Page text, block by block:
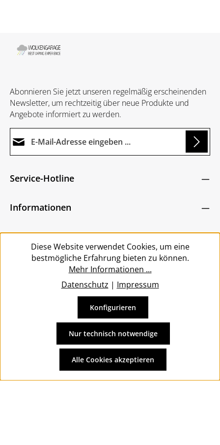
Abonnieren Sie jetzt unseren regelmäßig erscheinenden
Newsletter, um rechtzeitig über neue Produkte und
Angebote informiert zu werden.
Ich habe dieDatenschutzbestimmungen
bin mit ihnen einverstanden.
Zeichen ein*
Die mit einem Stern (*) markierten Felder sind
Service-Hotline
Informationen
Service
Vertrag widerrufen
und ggf. Nachnahmegebühren, wenn nicht anders
angegeben.
Diese Website verwendet Cookies, um eine
bestmögliche Erfahrung bieten zu können.
Mehr Informationen ...
Datenschutz | Impressum
Nur technisch notwendige
Konfigurieren
Alle Cookies akzeptieren